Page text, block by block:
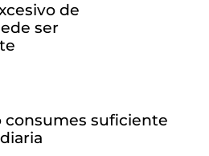
de
ser
consumes suficiente